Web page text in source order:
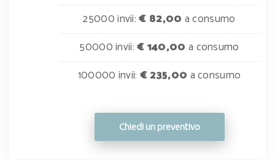
25000 invii:€ 82,00 a consumo
50000 invii:€ 140,00 a consumo
100000 invii: € 235,00 a consumo
Chiedi un preventivo